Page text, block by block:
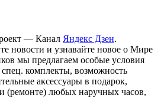
— Канал Яндекс Дзен.
новости и узнавайте новое о Мире
мы предлагаем особые условия
комплекты, возможность
аксессуары в подарок,
(ремонте) любых наручных часов,